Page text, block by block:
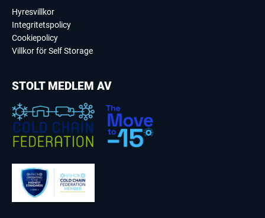
Hyresvillkor
Integritetspolicy
Cookiepolicy
Villkor för Self Storage
STOLT MEDLEM AV